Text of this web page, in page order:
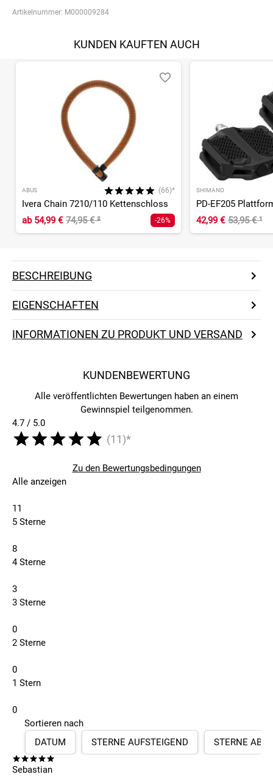
Artikelnummer: M000009284
KUNDEN KAUFTEN AUCH
ABUS (66)*
Ivera Chain 7210/110 Kettenschloss
ab54,99 € 74,95 €² -26%
SHIMANO
PD-EF205
42,99 € 53,95 €¹
BESCHREIBUNG
EIGENSCHAFTEN
INFORMATIONEN ZU PRODUKT UND VERSAND
KUNDENBEWERTUNG
Alle veröffentlichten Bewertungen haben an einem
Gewinnspiel teilgenommen.
4.7 / 5.0
(11)*
Zu den Bewertungsbedingungen
Alle anzeigen
11
5 Sterne
8
4 Sterne
3
3 Sterne
0
2 Sterne
0
1 Stern
0
Sortieren nach
DATUM
STERNE AUFSTEIGEND STERNE
Sebastian